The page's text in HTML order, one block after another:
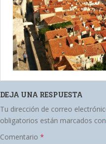
DEJA UNA RESPUESTA
Tu dirección de correo
obligatorios están marcados con
Comentario *